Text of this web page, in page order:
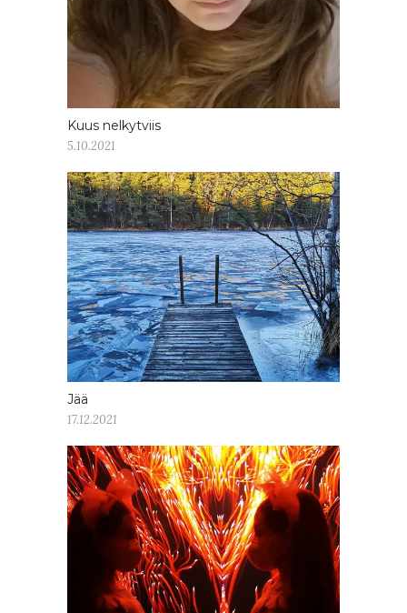
Kuus nelkytviis
5.10.2021
Jää
17.12.2021